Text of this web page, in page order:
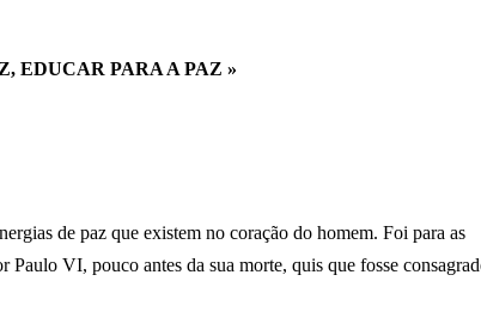
EDUCAR PARA A PAZ »
de paz que existem no coração do homem. Foi para as
Paulo VI, pouco antes da sua morte, quis que fosse